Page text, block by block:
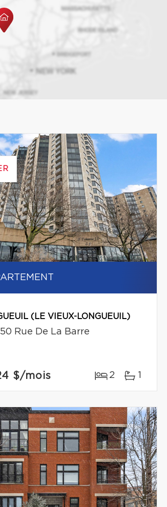
(LE VIEUX-LONGUEUIL)
Rue De La Barre
$/mois 2 1